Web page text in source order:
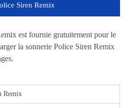
Siren Remix
est fournie gratuitement pour le
la sonnerie Police Siren Remix
Remix